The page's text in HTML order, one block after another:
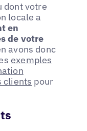
dont votre
locale a
en
de votre
avons donc
exemples
clients pour